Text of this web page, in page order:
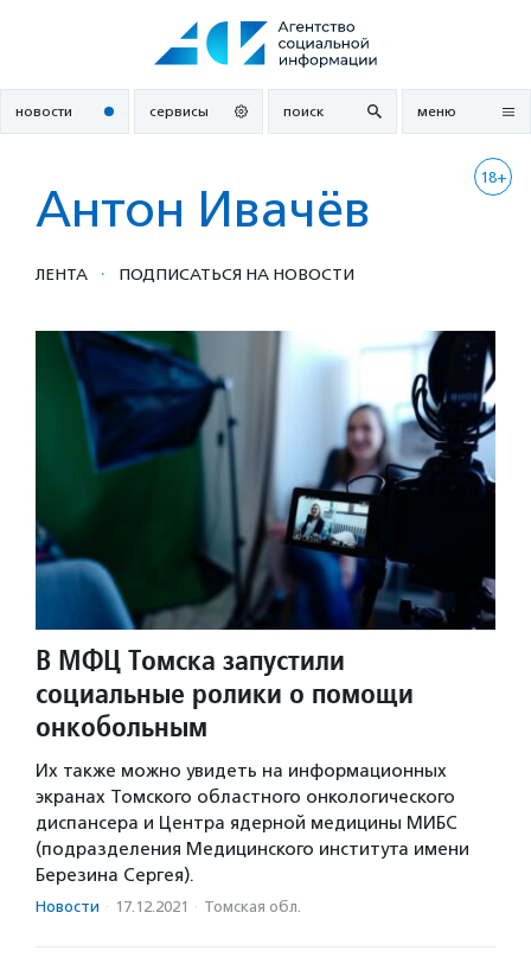
новости сервисы поиск меню
18+
Антон Ивачёв
ЛЕНТА · ПОДПИСАТЬСЯ НА НОВОСТИ
В МФЦ Томска запустили
социальные ролики о помощи
онкобольным
Их также можно увидеть на информационных
экранах Томского областного онкологического
диспансера и Центра ядерной медицины МИБС
(подразделения Медицинского института имени
Березина Сергея).
Новости · 17.12.2021 · Томская обл.